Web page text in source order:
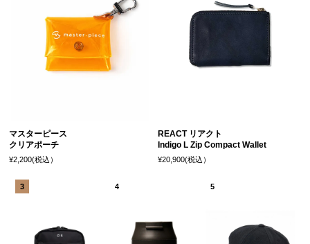
マスターピース
クリアポーチ
¥2,200(税込）
REACT リアクト
Indigo L Zip Compact Wallet
¥20,900(税込）